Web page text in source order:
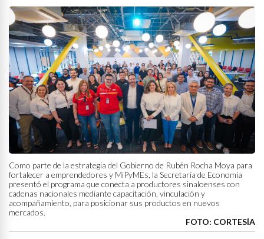
Como parte de la estrategia del Gobierno de Rubén Rocha Moya para
fortalecer a emprendedores y MiPyMEs, la Secretaría de Economía
presentó el programa que conecta a productores sinaloenses con
cadenas nacionales mediante capacitación, vinculación y
acompañamiento, para posicionar sus productos en nuevos
mercados.
FOTO: CORTESÍA